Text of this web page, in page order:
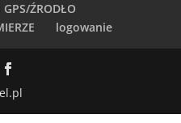
ŹRODŁO
logowanie